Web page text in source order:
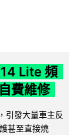
Lite 頻
費維修
引發大量車主反
甚至直接燒